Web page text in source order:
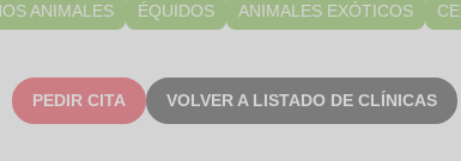
ANIMALES ÉQUIDOS ANIMALES EXÓTICOS
PEDIR CITA VOLVER A LISTADO DE CLÍNICAS